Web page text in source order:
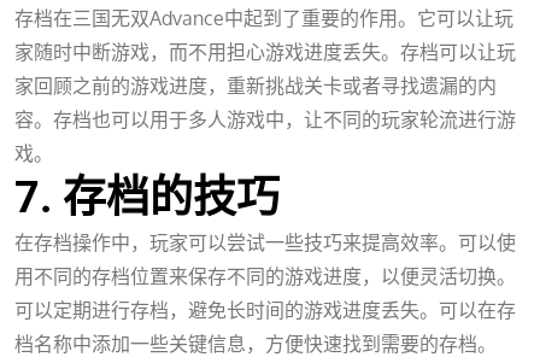
存档在三国无双Advance中起到了重要的作用。它可以让玩
家随时中断游戏，而不用担心游戏进度丢失。存档可以让玩
家回顾之前的游戏进度，重新挑战关卡或者寻找遗漏的内
容。存档也可以用于多人游戏中，让不同的玩家轮流进行游
戏。
7. 存档的技巧
在存档操作中，玩家可以尝试一些技巧来提高效率。可以使
用不同的存档位置来保存不同的游戏进度，以便灵活切换。
可以定期进行存档，避免长时间的游戏进度丢失。可以在存
档名称中添加一些关键信息，方便快速找到需要的存档。